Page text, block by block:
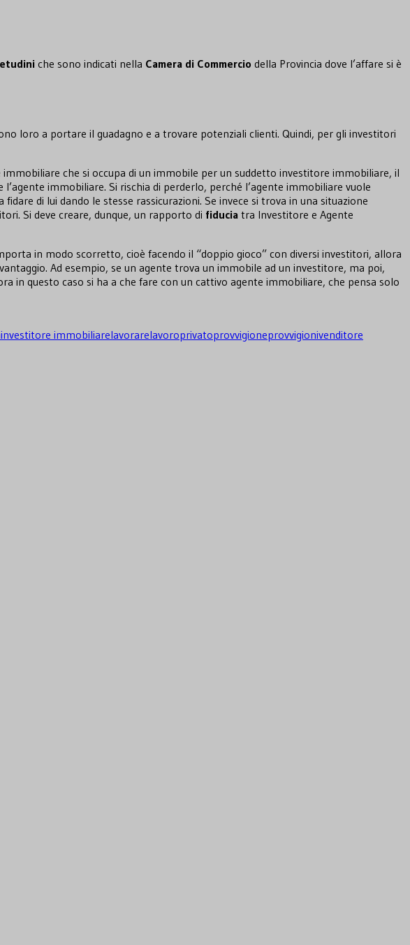
che sono indicati nella Camera di Commercio della Provincia dove l’affare si è
loro a portare il guadagno e a trovare potenziali clienti. Quindi, per gli investitori
che si occupa di un immobile per un suddetto investitore immobiliare, il
immobiliare. Si rischia di perderlo, perché l’agente immobiliare vuole
di lui dando le stesse rassicurazioni. Se invece si trova in una situazione
Si deve creare, dunque, un rapporto di fiducia tra Investitore e Agente
in modo scorretto, cioè facendo il “doppio gioco” con diversi investitori, allora
Ad esempio, se un agente trova un immobile ad un investitore, ma poi,
in questo caso si ha a che fare con un cattivo agente immobiliare, che pensa solo
investitore immobiliarelavorarelavoroprivatoprovvigioneprovvigionivenditore